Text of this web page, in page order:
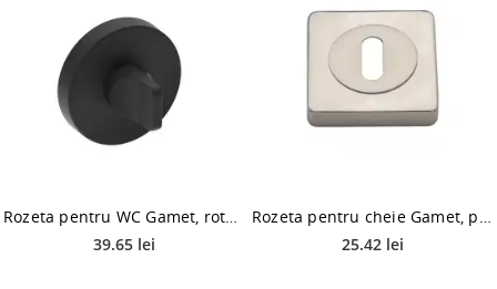
Rozeta pentru WC Gamet, rotunda, zamac, negru, 125 x 38 mm
39.65 lei
Rozeta pentru cheie Gamet, patrata, zamac, nichel satinat, 52 x 52 mm
25.42 lei